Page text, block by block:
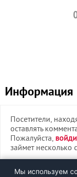
Информация
Посетители,
оставлять
Пожалуйста,
займет несколько
Мы используем